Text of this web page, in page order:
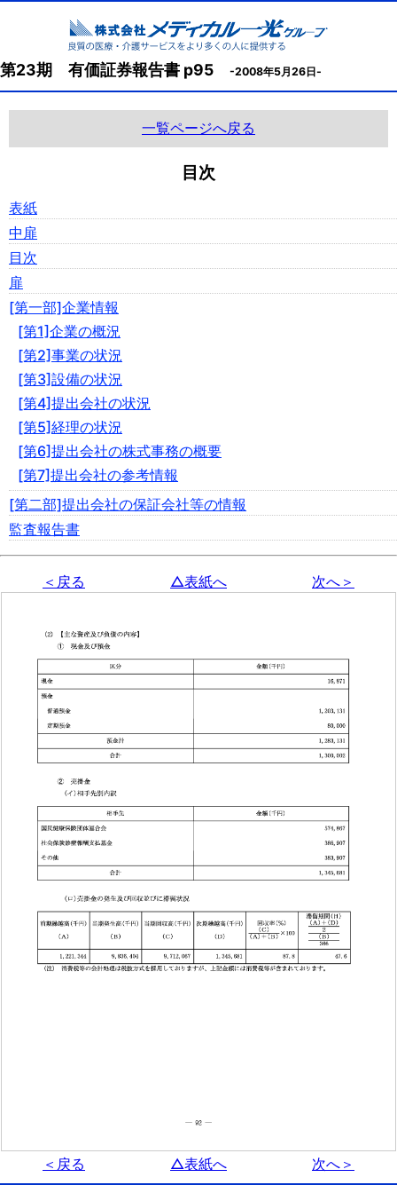
第23期 有価証券報告書 p95 -2008年5月26日-
一覧ページへ戻る
目次
表紙
中扉
目次
扉
[第一部]企業情報
[第1]企業の概況
[第2]事業の状況
[第3]設備の状況
[第4]提出会社の状況
[第5]経理の状況
[第6]提出会社の株式事務の概要
[第7]提出会社の参考情報
[第二部]提出会社の保証会社等の情報
監査報告書
＜戻る △表紙へ 次へ＞
＜戻る △表紙へ 次へ＞